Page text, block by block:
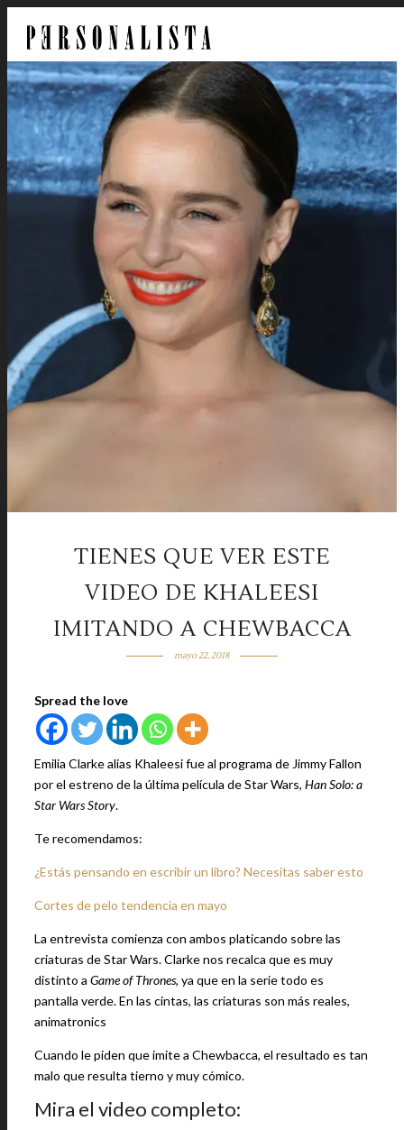
TIENES QUE VER ESTE
VIDEO DE KHALEESI
IMITANDO A CHEWBACCA
mayo 22, 2018
Spread the love
Emilia Clarke alias Khaleesi fue al programa de Jimmy Fallon
por el estreno de la última película de Star Wars, HanSolo: a
Star Wars Story.
Te recomendamos:
¿Estás pensando en escribir un libro? Necesitas saber esto
Cortes de pelo tendencia en mayo
La entrevista comienza con ambos platicando sobre las
criaturas de Star Wars. Clarke nos recalca que es muy
distinto a Game of Thrones, ya que en la serie todo es
pantalla verde. En las cintas, las criaturas son más reales,
animatronics
Cuando le piden que imite a Chewbacca, el resultado es tan
malo que resulta tierno y muy cómico.
Mira el video completo: